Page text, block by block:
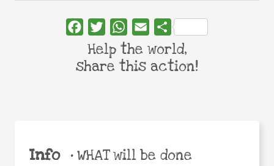
Info •WHAT will be done
FacebookTwitterWhatsApp
Email Share
Help the world,
share this action!